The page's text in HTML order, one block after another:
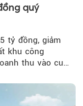
quý
tỷ đồng, giảm
khu công
thu vào cuối